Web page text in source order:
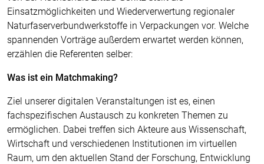
Einsatzmöglichkeiten und Wiederverwertung regionaler
Naturfaserverbundwerkstoffe in Verpackungen vor. Welche
spannenden Vorträge außerdem erwartet werden können,
erzählen die Referenten selber:
Was ist ein Matchmaking?
Ziel unserer digitalen Veranstaltungen ist es, einen
fachspezifischen Austausch zu konkreten Themen zu
ermöglichen. Dabei treffen sich Akteure aus Wissenschaft,
Wirtschaft und verschiedenen Institutionen im virtuellen
Raum, um den aktuellen Stand der Forschung, Entwicklung